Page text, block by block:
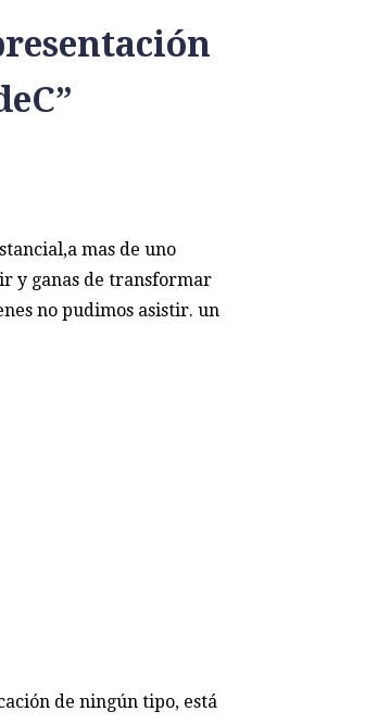
”
mas de uno
y ganas de transformar
no pudimos asistir. un
de ningún tipo, está